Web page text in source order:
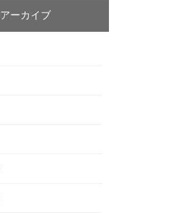
アーカイブ